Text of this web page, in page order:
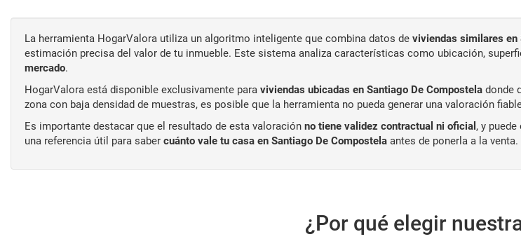
La herramienta HogarValora utiliza un algoritmo inteligente que combina datos de viviendas similares en
estimación precisa del valor de tu inmueble. Este sistema analiza características como ubicación,
mercado.
HogarValora está disponible exclusivamente para viviendas ubicadas en Santiago De Compostela donde
zona con baja densidad de muestras, es posible que la herramienta no pueda generar una valoración
Es importante destacar que el resultado de esta valoración no tiene validez contractual ni oficial , y
una referencia útil para saber cuánto vale tu casa en Santiago De Compostela antes de ponerla a la venta.
¿Por qué elegir